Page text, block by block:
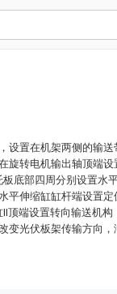
设置在机架两侧的输
旋转电机输出轴顶端
底部四周分别设置水
平伸缩缸缸杆端设置
顶端设置转向输送机
光伏板架传输方向，